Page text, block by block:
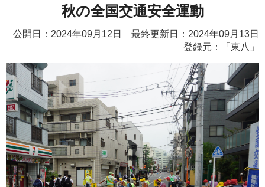
秋の全国交通安全運動
公開日：2024年09月12日 最終更新日：2024年09月13日
登録元：「 東八 」